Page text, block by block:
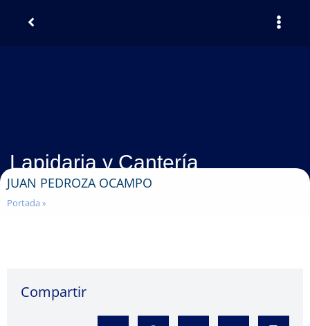
Lapidaria y Cantería
JUAN PEDROZA OCAMPO
Portada »
Compartir